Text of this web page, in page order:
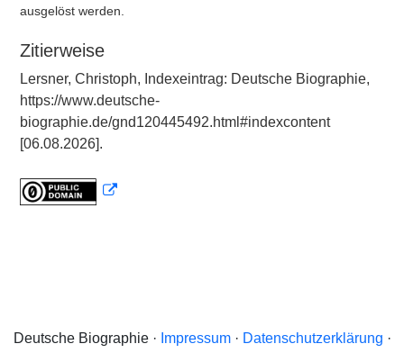
ausgelöst werden.
Zitierweise
Lersner, Christoph, Indexeintrag: Deutsche Biographie,
https://www.deutsche-
biographie.de/gnd120445492.html#indexcontent
[06.08.2026].
Deutsche Biographie · Impressum· Datenschutzerklärung ·